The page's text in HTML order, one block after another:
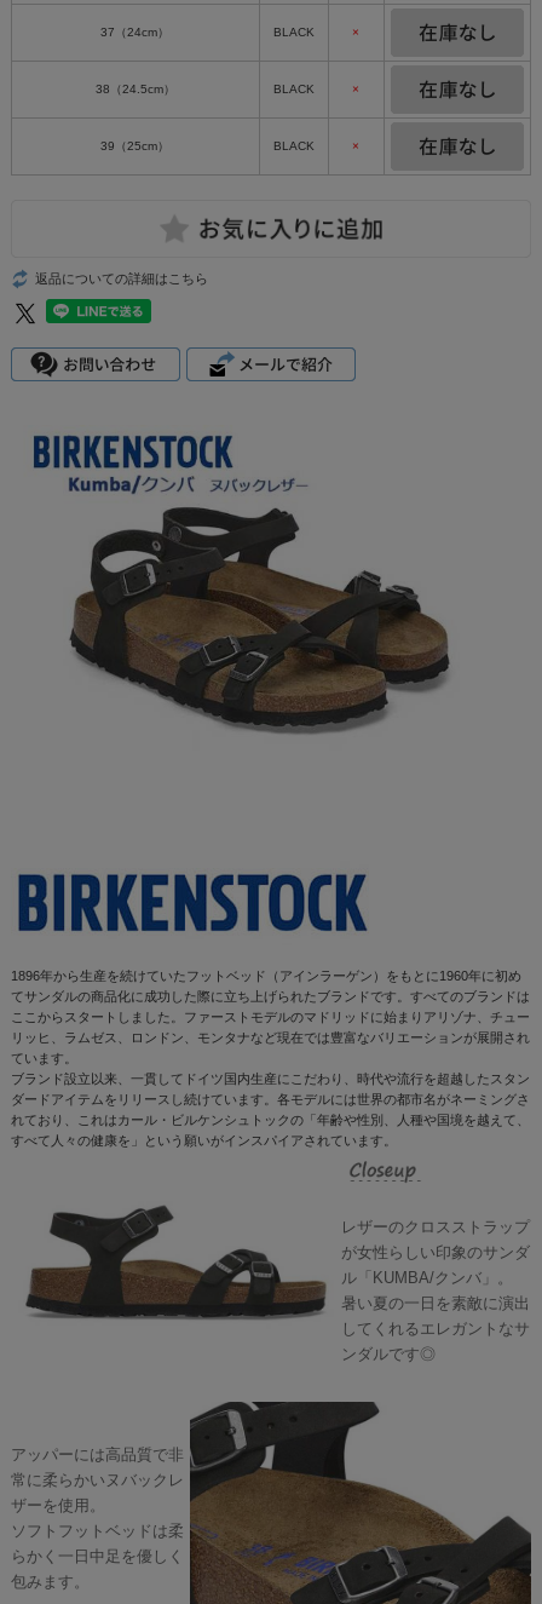
37（24cm） BLACK ×
38（24.5cm） BLACK ×
39（25cm） BLACK ×
返品についての詳細はこちら
1896年から生産を続けていたフットベッド（アインラーゲン）をもとに1960年に初め
てサンダルの商品化に成功した際に立ち上げられたブランドです。すべてのブランドは
ここからスタートしました。ファーストモデルのマドリッドに始まりアリゾナ、チュー
リッヒ、ラムゼス、ロンドン、モンタナなど現在では豊富なバリエーションが展開され
ています。
ブランド設立以来、一貫してドイツ国内生産にこだわり、時代や流行を超越したスタン
ダードアイテムをリリースし続けています。各モデルには世界の都市名がネーミングさ
れており、これはカール・ビルケンシュトックの「年齢や性別、人種や国境を越えて、
すべて人々の健康を」という願いがインスパイアされています。
レザーのクロスストラップ
が女性らしい印象のサンダ
ル「KUMBA/クンバ」。
暑い夏の一日を素敵に演出
してくれるエレガントなサ
ンダルです◎
アッパーには高品質で非
常に柔らかいヌバックレ
ザーを使用。
ソフトフットベッドは柔
らかく一日中足を優しく
包みます。